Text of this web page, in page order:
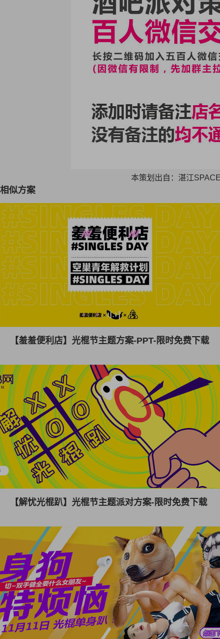
本策划出自：湛江
相似方案
【羞羞便利店】光棍节主题方案-PPT-限时免费下载
【解忧光棍趴】光棍节主题派对方案-限时免费下载